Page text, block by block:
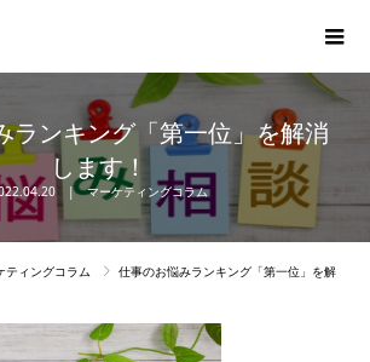
ランキング「第一位」を解消
します！
マーケティングコラム
ティングコラム
仕事のお悩みランキング「第一位」を解